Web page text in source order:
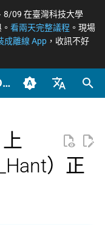
8/09 在臺灣科技大學
看兩天完整議程 。現場
成離線 App ，收訊不好
匿名網路社群 anoni.net/Docs
（zh-CN）
(en-US)
網路自由為什麼重要
威脅模型如何建立
什麼是匿名網路？
Tor Browser 進階設定
Tor Snowflake
一般人平常該做到什麼
社運行動者的數位準備
LGBTQ+ 與性少數的匿
端對端加密如何運作
去中心化網站發布
零知識身分驗證與支付
政變 - InterSecLab
如何參與與認領主題
貢獻者百科
BECOME_ANONI
社群自架服務
中文化與文件翻譯
為什麼我們用「正體中
2026 年度路線圖
Tor Relay 校園建立研
題
籌備：匿名網路工作坊
2025/08
）正